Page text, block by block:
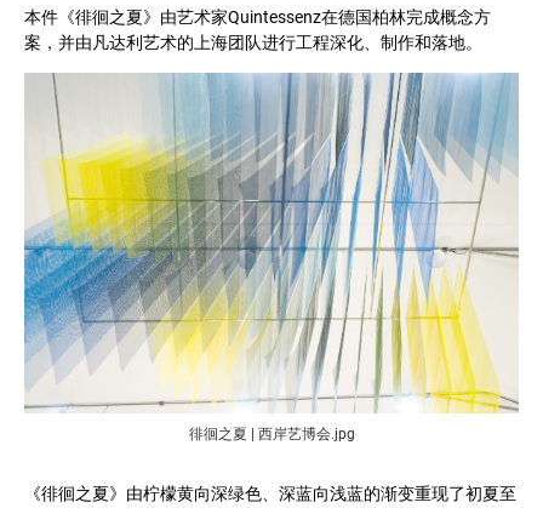
本件《徘徊之夏》由艺术家Quintessenz在德国柏林完成概念方
案，并由凡达利艺术的上海团队进行工程深化、制作和落地。
徘徊之夏 | 西岸艺博会.jpg
《徘徊之夏》由柠檬黄向深绿色、深蓝向浅蓝的渐变重现了初夏至